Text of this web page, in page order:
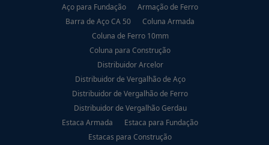
Aço para Fundação
Armação de Ferro
Barra de Aço CA 50
Coluna Armada
Coluna de Ferro 10mm
Coluna para Construção
Distribuidor Arcelor
Distribuidor de Vergalhão de Aço
Distribuidor de Vergalhão de Ferro
Distribuidor de Vergalhão Gerdau
Estaca Armada
Estaca para Fundação
Estacas para Construção